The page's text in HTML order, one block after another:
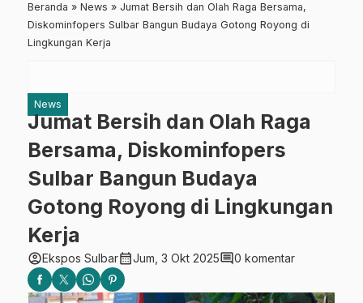
Beranda » News » Jumat Bersih dan Olah Raga Bersama,
Diskominfopers Sulbar Bangun Budaya Gotong Royong di
Lingkungan Kerja
News
Jumat Bersih dan Olah Raga
Bersama, Diskominfopers
Sulbar Bangun Budaya
Gotong Royong di Lingkungan
Kerja
account_circleEkspos Sulbarcalendar_monthJum, 3 Okt 2025comment0 komentar